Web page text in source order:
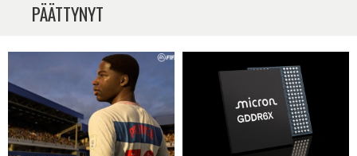
PÄÄTTYNYT